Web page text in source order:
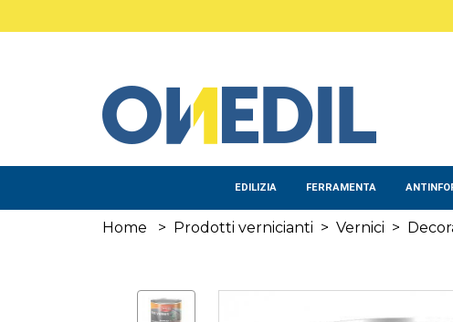
EDILIZIA FERRAMENTA
Home > Prodotti vernicianti > Vernici >